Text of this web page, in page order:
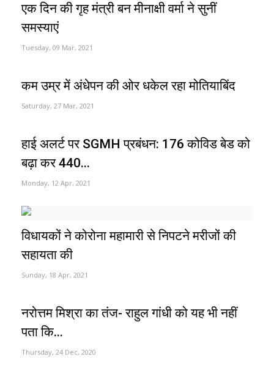
एक दिन की गृह मंत्री बन मीनाक्षी वर्मा ने सुनीं
समस्याएं
Tuesday, 09 Mar, 2021
कम उम्र में अंधेपन की ओर धकेल रहा मोतियाबिंद
Saturday, 27 Mar, 2021
हाई अलर्ट पर SGMH प्रबंधन: 176 कोविड बेड को
बढ़ा कर 440...
Monday, 12 Apr, 2021
विधायकों ने कोरोना महामारी से निपटने मरीजों की
सहायता की
Sunday, 18 Apr, 2021
नरोत्तम मिश्रा का तंज- राहुल गांधी को यह भी नहीं
पता कि...
Thursday, 24 Dec, 2020